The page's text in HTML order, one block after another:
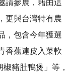
請參展，藉由這
更與台灣特有農
，包含今年獲選
香蕉連皮入菜軟
豬肚鴨煲」等，